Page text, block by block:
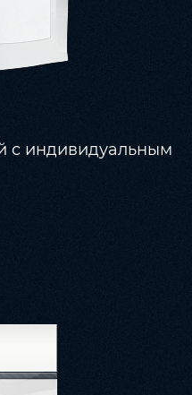
с индивидуальным